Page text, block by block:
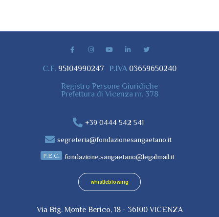
C.F. 95104990247 P.IVA03659650240
Registro Persone Giuridiche
Prefettura di Vicenza nr. 378
+39 0444 542 541
segreteria@fondazionesangaetano.it
fondazione.sangaetano@legalmail.it
P.E.C.
whistleblowing
Via Btg. Monte Berico, 18 - 36100 VICENZA